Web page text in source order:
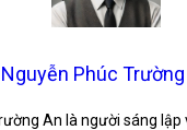
Nguyễn Phúc Trường
An là người sáng lập